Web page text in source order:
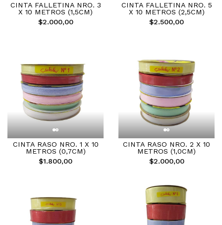
CINTA FALLETINA NRO. 3
X 10 METROS (1,5CM)
$2.000,00
CINTA FALLETINA NRO. 5
X 10 METROS (2,5CM)
$2.500,00
CINTA RASO NRO. 1 X 10
METROS (0,7CM)
$1.800,00
CINTA RASO NRO. 2 X 10
METROS (1,0CM)
$2.000,00